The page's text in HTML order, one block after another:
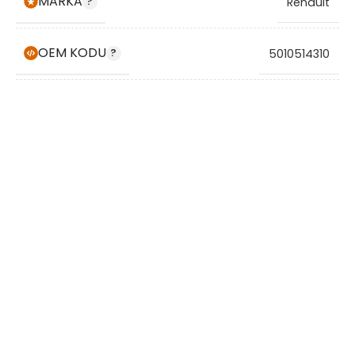
OEM KODU 5010514310